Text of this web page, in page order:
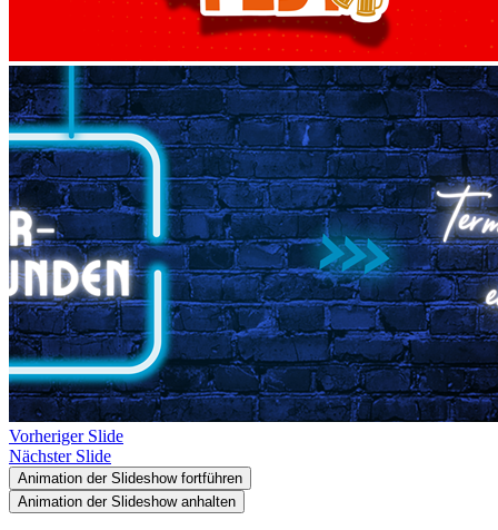
Vorheriger Slide
Nächster Slide
Animation der Slideshow fortführen
Animation der Slideshow anhalten